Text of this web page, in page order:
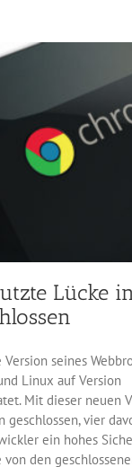
Lücke
seines
Linux auf Version
Mit dieser neuen
geschlossen, vier
ein hohes
von den